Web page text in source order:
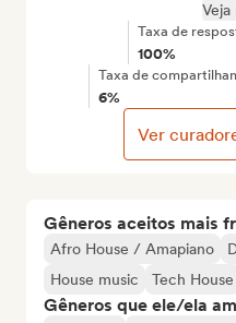
Gêneros aceitos mais
Afro House / Amapiano
House music
Tech House
Gêneros que ele/ela
Veja
Taxa de
100%
Taxa de
6%
Ver